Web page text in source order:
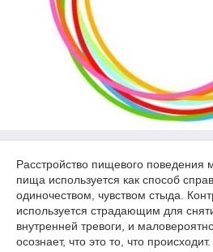
Расстройство пищевого поведения
пища используется как способ
одиночеством, чувством стыда.
используется страдающим для
внутренней тревоги, и
осознает, что это то, что происходит.